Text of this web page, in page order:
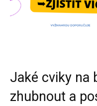
Jaké cviky na
zhubnout a